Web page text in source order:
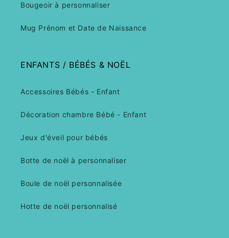
Bougeoir à personnaliser
Mug Prénom et Date de Naissance
ENFANTS / BÉBÉS & NOËL
Accessoires Bébés - Enfant
Décoration chambre Bébé - Enfant
Jeux d'éveil pour bébés
Botte de noël à personnaliser
Boule de noël personnalisée
Hotte de noël personnalisé